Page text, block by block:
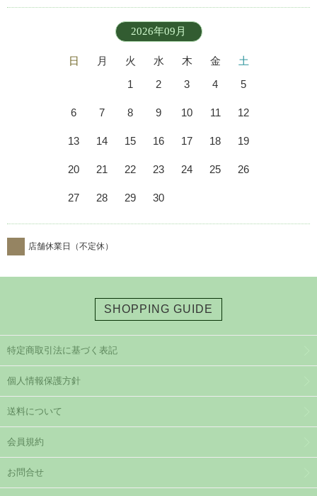
2026年09月
日 月 火 水 木 金
土
1
2 3 4 5
6 7 8 9 10 11 12
13 14 15 16 17 18 19
20 21 22 23 24 25 26
27 28 29 30
店舗休業日（不定休）
SHOPPING GUIDE
特定商取引法に基づく表記
個人情報保護方針
送料について
会員規約
お問合せ